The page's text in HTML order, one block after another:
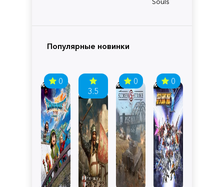
Популярные новинки
0
3.5
0 0